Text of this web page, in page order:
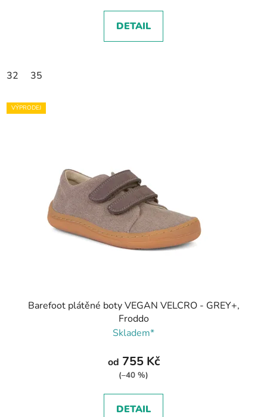
DETAIL
32 35
VÝPRODEJ
Barefoot plátěné boty VEGAN VELCRO - GREY+,
Froddo
Skladem*
od 755 Kč
(–40 %)
DETAIL